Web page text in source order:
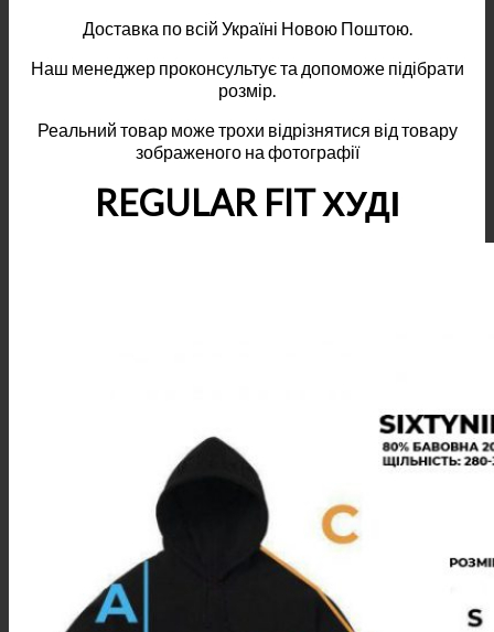
Доставка по всій Україні Новою Поштою.
Наш менеджер проконсультує та допоможе підібрати
розмір.
Реальний товар може трохи відрізнятися від товару
зображеного на фотографії
REGULAR FIT ХУДІ